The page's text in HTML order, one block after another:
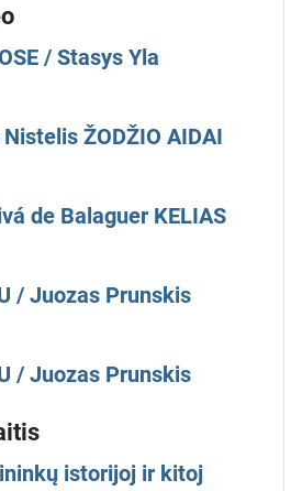
/ Stasys Yla
ŽODŽIO AIDAI
de Balaguer KELIAS
/ Juozas Prunskis
/ Juozas Prunskis
istorijoj ir kitoj